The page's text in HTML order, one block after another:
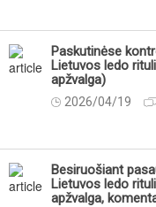
Paskutinėse
Lietuvos ledo
apžvalga)
2026/04/19
Besiruošiant
Lietuvos ledo
apžvalga,